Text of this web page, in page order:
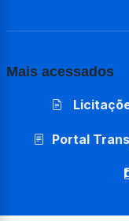
Mais acessados
Portal